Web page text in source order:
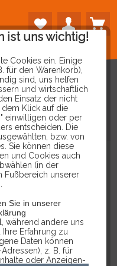
ist uns wichtig!
Cookies ein. Einige
für den Warenkorb),
sind, uns helfen
und wirtschaftlich
Einsatz der nicht
Klick auf die
einwilligen oder per
entscheiden. Die
bzw. von
Sie können diese
und Cookies auch
(in der
Fußbereich unserer
Sie in unserer
während andere uns
Erfahrung zu
Daten können
z. B. für
oder Anzeigen-